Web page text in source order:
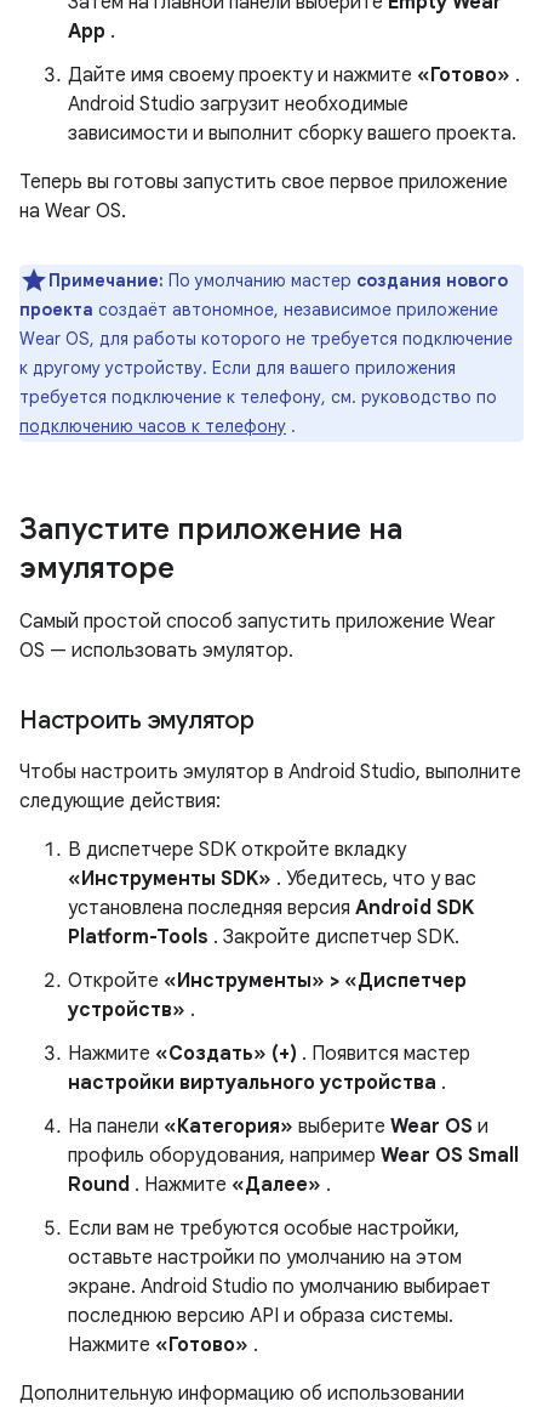
App .
Дайте имя своему проекту и нажмите «Готово» .
Android Studio загрузит необходимые
зависимости и выполнит сборку вашего проекта.
Теперь вы готовы запустить свое первое приложение
на Wear OS.
Примечание: По умолчанию мастер создания нового
проекта создаёт автономное, независимое приложение
Wear OS, для работы которого не требуется подключение
к другому устройству. Если для вашего приложения
требуется подключение к телефону, см. руководство по
подключению часов к телефону .
Запустите приложение на
эмуляторе
Самый простой способ запустить приложение Wear
OS — использовать эмулятор.
Настроить эмулятор
Чтобы настроить эмулятор в Android Studio, выполните
следующие действия:
В диспетчере SDK откройте вкладку
«Инструменты SDK» . Убедитесь, что у вас
установлена ​​последняя версия Android SDK
Platform-Tools . Закройте диспетчер SDK.
Откройте «Инструменты» > «Диспетчер
устройств» .
Нажмите «Создать» (+) . Появится мастер
настройки виртуального устройства .
На панели «Категория» выберите Wear OS и
профиль оборудования, например Wear OS Small
Round . Нажмите «Далее» .
Если вам не требуются особые настройки,
оставьте настройки по умолчанию на этом
экране. Android Studio по умолчанию выбирает
последнюю версию API и образа системы.
Нажмите «Готово» .
Дополнительную информацию об использовании